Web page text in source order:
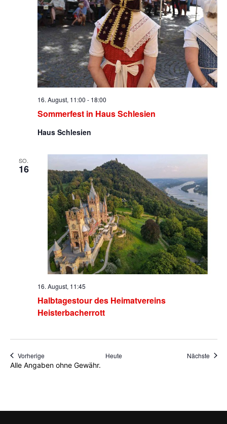
Sommerfest in Haus Schlesien
16. August, 11:00 - 18:00
Haus Schlesien
SO.
16
Halbtagestour des Heimatvereins
Heisterbacherrott
16. August, 11:45
VorherigeVeranstaltungen Heute Nächste
Alle Angaben ohne Gewähr.